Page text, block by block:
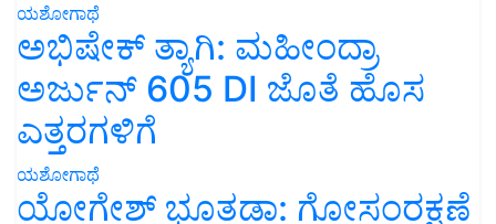
ಯಶೋಗಾಥೆ
ಅಭಿಷೇಕ್ ತ್ಯಾಗಿ: ಮಹೀಂದ್ರಾ
ಅರ್ಜುನ್ 605 DI ಜೊತೆ ಹೊಸ
ಎತ್ತರಗಳಿಗೆ
ಯಶೋಗಾಥೆ
ಯೋಗೇಶ್ ಭೂತಡಾ: ಗೋಸಂರಕ್ಷಣೆ